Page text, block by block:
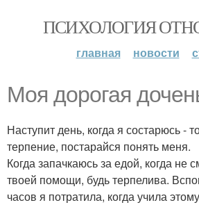
ПСИХОЛОГИЯ
главная новости
Моя дорогая
Наступит день, когда я состарюсь -
терпение, постарайся понять меня.
Когда запачкаюсь за едой, когда не
твоей помощи, будь терпелива.
часов я потратила, когда учила